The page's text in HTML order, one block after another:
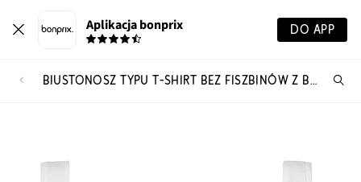
Aplikacja bonprix DO APP
BIUSTONOSZ TYPU T-SHIRT BEZ FISZBINÓW Z BAWEŁNĄ (2 SZT.)